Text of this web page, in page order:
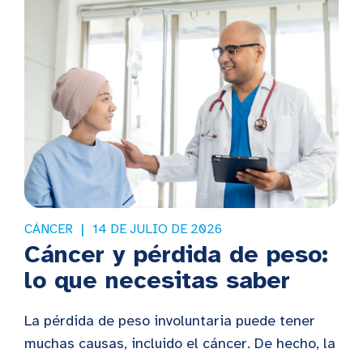
CÁNCER 14 DE JULIO DE 2026
Cáncer y pérdida de peso:
lo que necesitas saber
La pérdida de peso involuntaria puede tener
muchas causas, incluido el cáncer. De hecho, la